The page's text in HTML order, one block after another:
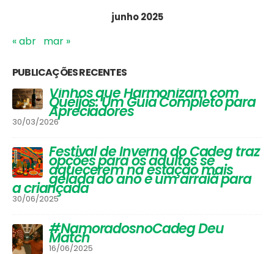
junho 2025
« abr mar »
PUBLICAÇÕES RECENTES
Vinhos que Harmonizam com
Queijos: Um Guia Completo para
Apreciadores
30/03/2026
Festival de Inverno do Cadeg traz
opções para os adultos se
aquecerem na estação mais
gelada do ano e um arraiá para
a criançada
30/06/2025
#NamoradosnoCadeg Deu
Match
16/06/2025